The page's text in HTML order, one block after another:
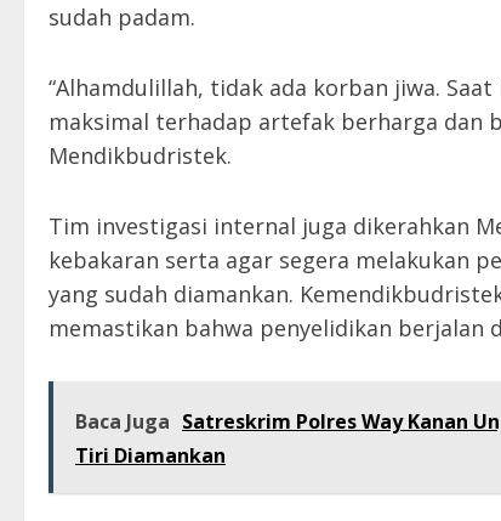
sudah padam.
“Alhamdulillah, tidak ada korban jiwa.
maksimal terhadap artefak berharga dan
Mendikbudristek.
Tim investigasi internal juga dikerahkan
kebakaran serta agar segera melakukan
yang sudah diamankan.
memastikan bahwa penyelidikan berjalan
Baca Juga Satreskrim Polres Way Kanan
Tiri Diamankan